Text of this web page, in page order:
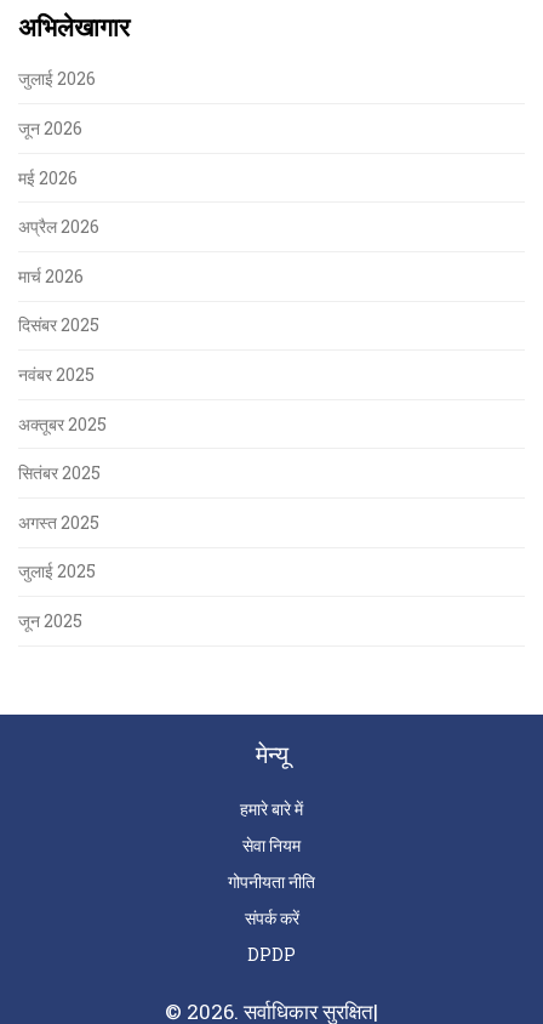
अभिलेखागार
जुलाई 2026
जून 2026
मई 2026
अप्रैल 2026
मार्च 2026
दिसंबर 2025
नवंबर 2025
अक्तूबर 2025
सितंबर 2025
अगस्त 2025
जुलाई 2025
जून 2025
मेन्यू
हमारे बारे में
सेवा नियम
गोपनीयता नीति
संपर्क करें
DPDP
© 2026. सर्वाधिकार सुरक्षित|